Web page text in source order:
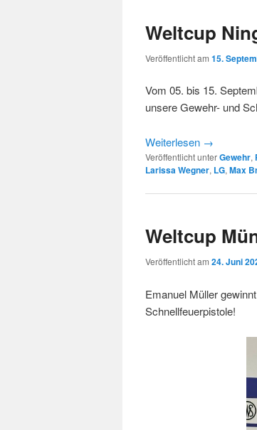
Weltcup
Veröffentlicht am 15.
Vom 05. bis 15.
unsere Gewehr- und
Weiterlesen →
Veröffentlicht unterGewehr,
Larissa Wegner, LG, Max
Weltcup
Veröffentlicht am 24. Juni
Emanuel Müller
Schnellfeuerpistole!